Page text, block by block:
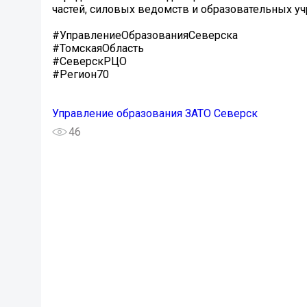
частей, силовых ведомств и образовательных
#УправлениеОбразованияСеверска
#ТомскаяОбласть
#СеверскРЦО
#Регион70
Управление образования ЗАТО Северск
46